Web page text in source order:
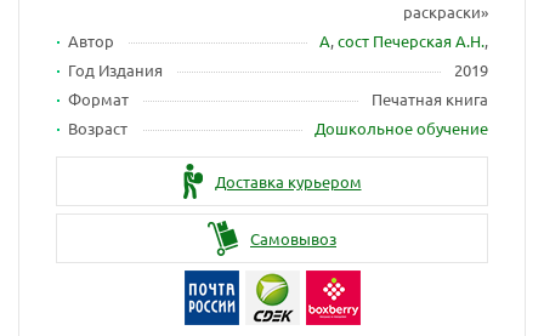
раскраски»
Автор
А,сост Печерская А.Н.,
Год Издания
2019
Формат
Печатная книга
Возраст
Дошкольное обучение
Доставка курьером
Самовывоз